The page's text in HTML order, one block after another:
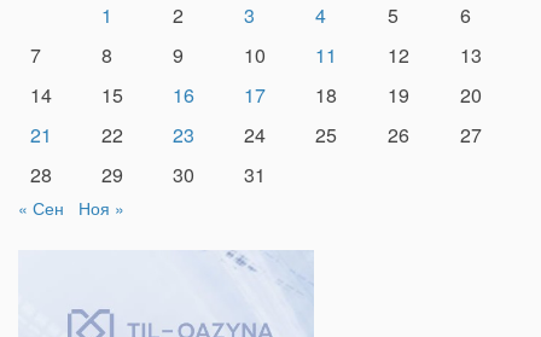
1
2 3 4 5
6
7
8 9 10 11 12
13
14
15 16 17 18 19
20
21
22 23 24 25 26
27
28
29 30 31
« Сен Ноя »